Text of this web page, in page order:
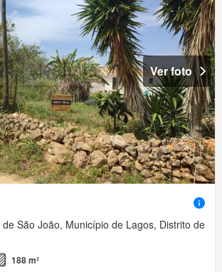
Ver foto
São João, Município de Lagos, Distrito de
188 m²